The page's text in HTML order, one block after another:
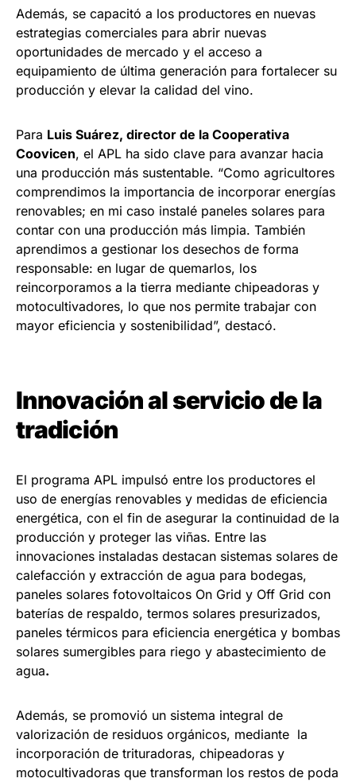
Además, se capacitó a los productores en nuevas
estrategias comerciales para abrir nuevas
oportunidades de mercado y el acceso a
equipamiento de última generación para fortalecer su
producción y elevar la calidad del vino.
Para Luis Suárez, director de la Cooperativa
Coovicen, el APL ha sido clave para avanzar hacia
una producción más sustentable. “Como agricultores
comprendimos la importancia de incorporar energías
renovables; en mi caso instalé paneles solares para
contar con una producción más limpia. También
aprendimos a gestionar los desechos de forma
responsable: en lugar de quemarlos, los
reincorporamos a la tierra mediante chipeadoras y
motocultivadores, lo que nos permite trabajar con
mayor eficiencia y sostenibilidad”, destacó.
Innovación al servicio de la
tradición
El programa APL impulsó entre los productores el
uso de energías renovables y medidas de eficiencia
energética, con el fin de asegurar la continuidad de la
producción y proteger las viñas. Entre las
innovaciones instaladas destacan sistemas solares de
calefacción y extracción de agua para bodegas,
paneles solares fotovoltaicos On Grid y Off Grid con
baterías de respaldo, termos solares presurizados,
paneles térmicos para eficiencia energética y bombas
solares sumergibles para riego y abastecimiento de
agua.
Además, se promovió un sistema integral de
valorización de residuos orgánicos, mediante la
incorporación de trituradoras, chipeadoras y
motocultivadoras que transforman los restos de poda